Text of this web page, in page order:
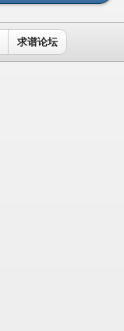
求谱论坛